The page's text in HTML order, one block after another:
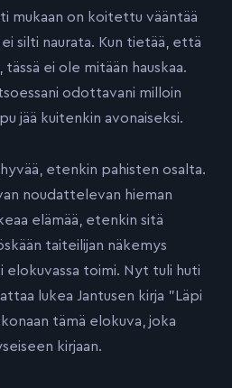
mukaan on koitettu vääntää
silti naurata. Kun tietää, että
ei ole mitään hauskaa.
odottavani milloin
jää kuitenkin avonaiseksi.
etenkin pahisten osalta.
noudattelevan hieman
elämää, etenkin sitä
taiteilijan näkemys
elokuvassa toimi. Nyt tuli huti
lukea Jantusen kirja ”Läpi
tämä elokuva, joka
kirjaan.